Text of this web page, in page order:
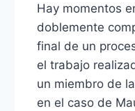
Hay momentos
doblemente
final de un
el trabajo
un miembro de
en el caso de